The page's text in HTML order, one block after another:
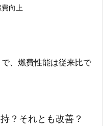
向上
、燃費性能は従来比で
？それとも改善？